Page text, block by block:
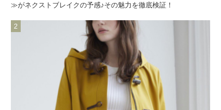
≫がネクストブレイクの予感♪その魅力を徹底検証！